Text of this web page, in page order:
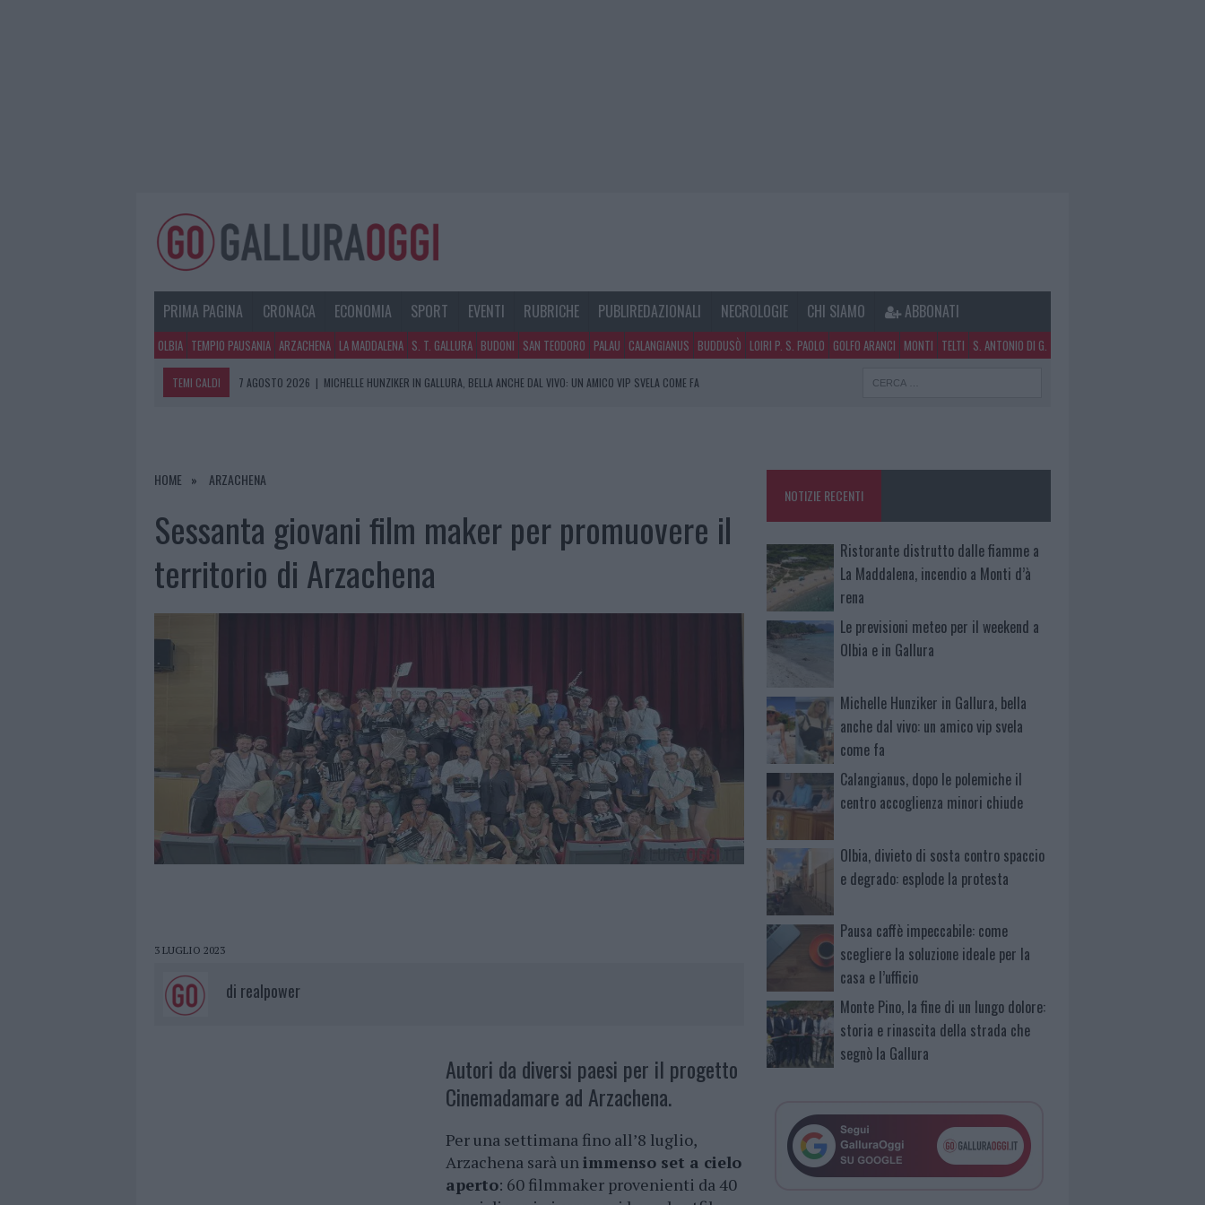
PRIMA PAGINA CRONACA ECONOMIA SPORT EVENTI RUBRICHE PUBLIREDAZIONALI NECROLOGIE CHI SIAMO ABBONATI
OLBIA TEMPIO PAUSANIA ARZACHENA LA MADDALENA S. T. GALLURA BUDONI SAN TEODORO PALAU CALANGIANUS BUDDUSÒ LOIRI P. S. PAOLO GOLFO ARANCI MONTI TELTI S. ANTONIO DI G.
TEMI CALDI 7 AGOSTO 2026 | MICHELLE HUNZIKER IN GALLURA, BELLA ANCHE DAL VIVO: UN AMICO VIP SVELA COME FA
8 AGOSTO 2026 | RISTORANTE DISTRUTTO DALLE FIAMME A LA MADDALENA, INCENDIO A MONTI D’À RENA
HOME ARZACHENA
Sessanta giovani film maker per promuovere il
territorio di Arzachena
3 LUGLIO 2023
di realpower
Autori da diversi paesi per il progetto
Cinemadamare ad Arzachena.
Per una settimana fino all’8 luglio,
Arzachena sarà unimmenso set a cielo
aperto: 60 filmmaker provenienti da 40
NOTIZIE RECENTI
Ristorante distrutto dalle fiamme a
La Maddalena, incendio a Monti d’à
rena
Le previsioni meteo per il weekend a
Olbia e in Gallura
Michelle Hunziker in Gallura, bella
anche dal vivo: un amico vip svela
come fa
Calangianus, dopo le polemiche il
centro accoglienza minori chiude
Olbia, divieto di sosta contro spaccio
e degrado: esplode la protesta
Pausa caffè impeccabile: come
scegliere la soluzione ideale per la
casa e l’ufficio
Monte Pino, la fine di un lungo dolore:
storia e rinascita della strada che
segnò la Gallura